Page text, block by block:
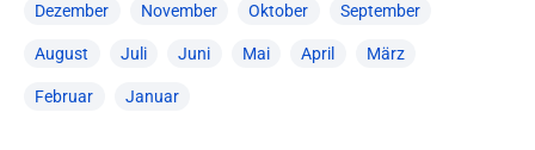
Dezember November Oktober September
August Juli Juni Mai April März
Februar Januar